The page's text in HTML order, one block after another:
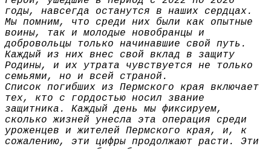
годы, навсегда останутся в наших сердцах.
Мы помним, что среди них были как опытные
воины, так и молодые новобранцы и
добровольцы только начинавшие свой путь.
Каждый из них внес свой вклад в защиту
Родины, и их утрата чувствуется не только
семьями, но и всей страной.
Список погибших из Пермского края включает
тех, кто с гордостью носил звание
защитника. Каждый день мы фиксируем,
сколько жизней унесла эта операция среди
уроженцев и жителей Пермского края, и, к
сожалению, эти цифры продолжают расти. Эти